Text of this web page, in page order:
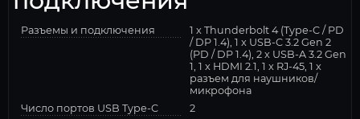
Разъемы и подключения
1 x Thunderbolt 4 (Type-C / PD
/ DP 1.4), 1 x USB-C 3.2 Gen 2
(PD / DP 1.4), 2 x USB-A 3.2 Gen
1, 1 x HDMI 2.1, 1 x RJ-45, 1 x
разъем для наушников/
микрофона
Число портов USB Type-C
2